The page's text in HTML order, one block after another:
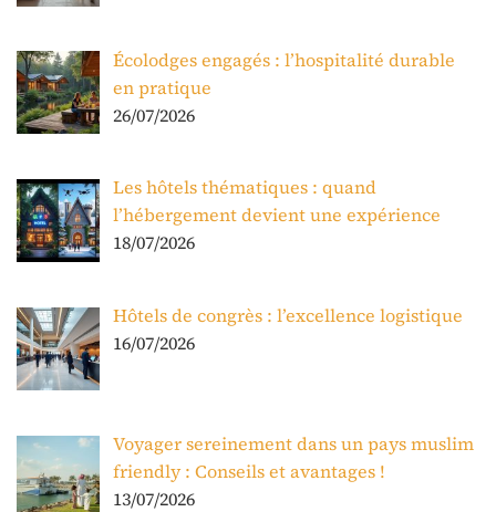
Écolodges engagés : l’hospitalité durable
en pratique
26/07/2026
Les hôtels thématiques : quand
l’hébergement devient une expérience
18/07/2026
Hôtels de congrès : l’excellence logistique
16/07/2026
Voyager sereinement dans un pays muslim
friendly : Conseils et avantages !
13/07/2026